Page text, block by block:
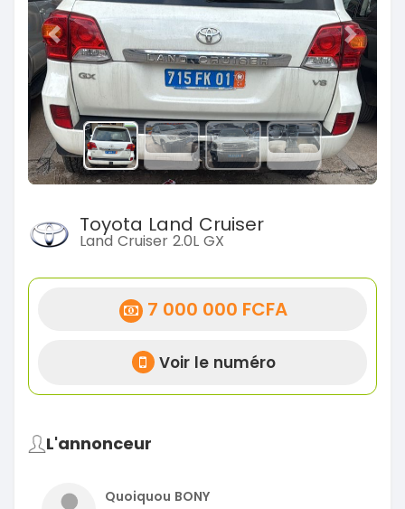
Previous Next
Toyota Land Cruiser
Land Cruiser 2.0L GX
7 000 000 FCFA
Voir le numéro
L'annonceur
Quoiquou BONY